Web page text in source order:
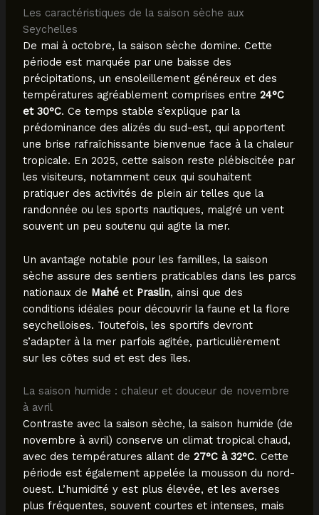
Les caractéristiques de la saison sèche aux
Seychelles
De mai à octobre, la saison sèche domine. Cette
période est marquée par une baisse des
précipitations, un ensoleillement généreux et des
températures agréablement comprises entre 24°C
et 30°C. Ce temps stable s’explique par la
prédominance des alizés du sud-est, qui apportent
une brise rafraîchissante bienvenue face à la chaleur
tropicale. En 2025, cette saison reste plébiscitée par
les visiteurs, notamment ceux qui souhaitent
pratiquer des activités de plein air telles que la
randonnée ou les sports nautiques, malgré un vent
souvent un peu soutenu qui agite la mer.
Un avantage notable pour les familles, la saison
sèche assure des sentiers praticables dans les parcs
nationaux de Mahéet Praslin, ainsi que des
conditions idéales pour découvrir la faune et la flore
seychelloises. Toutefois, les sportifs devront
s’adapter à la mer parfois agitée, particulièrement
sur les côtes sud et est des îles.
La saison humide : chaleur et douceur de novembre
à avril
Contraste avec la saison sèche, la saison humide (de
novembre à avril) conserve un climat tropical chaud,
avec des températures allant de 27°C à 32°C. Cette
période est également appelée la mousson du nord-
ouest. L’humidité y est plus élevée, et les averses
plus fréquentes, souvent courtes et intenses, mais